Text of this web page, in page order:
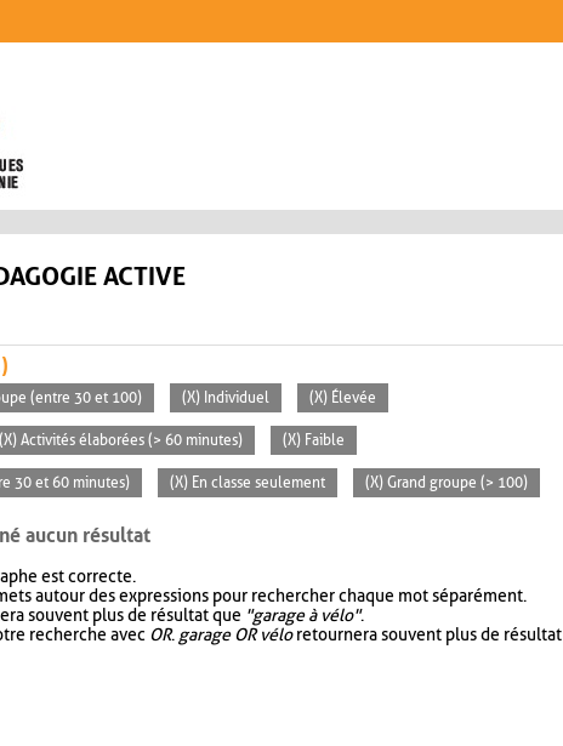
ACTIVE
(entre 30 et 100) (X) Individuel (X) Élevée
(X) Activités élaborées (> 60 minutes) (X) Faible
30 et 60 minutes) (X) En classe seulement (X) Grand groupe (> 100)
aucun résultat
est correcte.
autour des expressions pour rechercher chaque mot séparément.
souvent plus de résultat que "garage à vélo".
recherche avec OR. garage OR véloretournera souvent plus de résultat